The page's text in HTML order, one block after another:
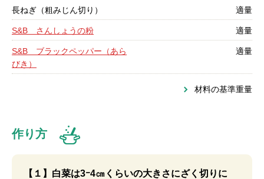
長ねぎ（粗みじん切り） 適量
S&B さんしょうの粉 適量
S&B ブラックペッパー（あら
びき）
適量
材料の基準重量
作り方
【１】白菜は3ｰ4㎝くらいの大きさにざく切りに